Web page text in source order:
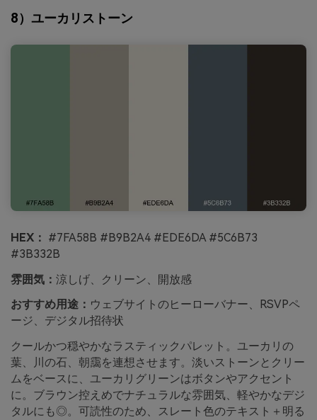
8）ユーカリストーン
HEX： #7FA58B #B9B2A4 #EDE6DA #5C6B73
#3B332B
雰囲気： 涼しげ、クリーン、開放感
おすすめ用途： ウェブサイトのヒーローバナー、RSVPペ
ージ、デジタル招待状
クールかつ穏やかなラスティックパレット。ユーカリの
葉、川の石、朝靄を連想させます。淡いストーンとクリー
ムをベースに、ユーカリグリーンはボタンやアクセント
に。ブラウン控えめでナチュラルな雰囲気、軽やかなデジ
タルにも◎。可読性のため、スレート色のテキスト＋明る